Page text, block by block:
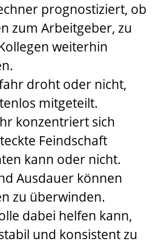
prognostiziert, ob
zum Arbeitgeber, zu
weiterhin
droht oder nicht,
mitgeteilt.
konzentriert sich
Feindschaft
kann oder nicht.
Ausdauer können
zu überwinden.
dabei helfen kann,
und konsistent zu